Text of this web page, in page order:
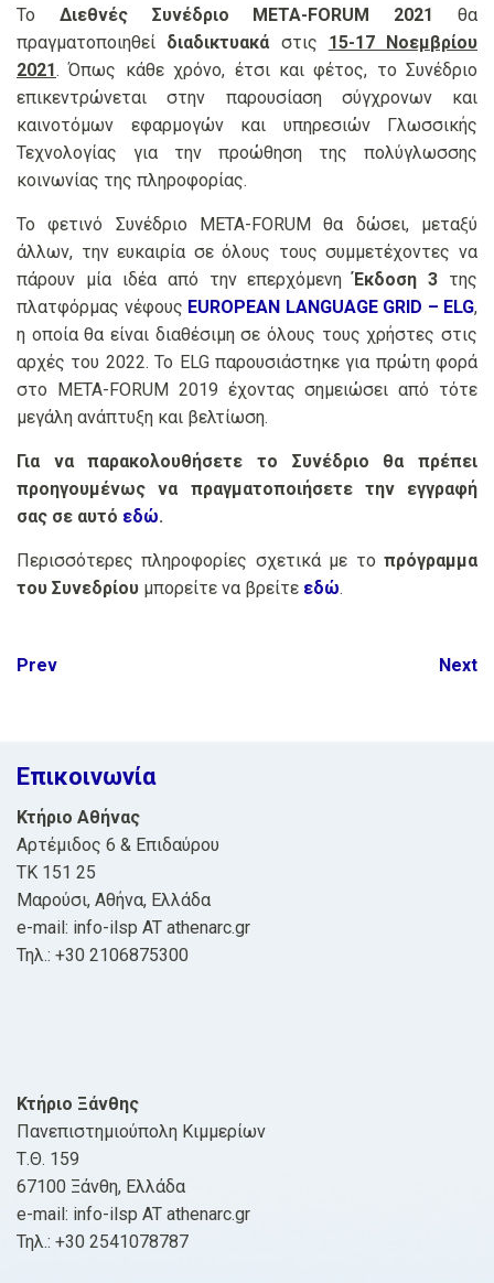
Το Διεθνές Συνέδριο META-FORUM 2021
θα
πραγματοποιηθεί διαδικτυακά στις 15-17 Νοεμβρίου
2021. Όπως κάθε χρόνο, έτσι και φέτος, το Συνέδριο
επικεντρώνεται στην παρουσίαση σύγχρονων και
καινοτόμων εφαρμογών και υπηρεσιών Γλωσσικής
Τεχνολογίας για την προώθηση της πολύγλωσσης
κοινωνίας της πληροφορίας.
Το φετινό Συνέδριο META-FORUM θα δώσει, μεταξύ
άλλων, την ευκαιρία σε όλους τους συμμετέχοντες να
πάρουν μία ιδέα από την επερχόμενηΈκδοση 3 της
πλατφόρμας νέφους EUROPEAN LANGUAGE GRID – ELG,
η οποία θα είναι διαθέσιμη σε όλους τους χρήστες στις
αρχές του 2022. Το ELG παρουσιάστηκε για πρώτη φορά
στο META-FORUM 2019 έχοντας σημειώσει από τότε
μεγάλη ανάπτυξη και βελτίωση.
Για να παρακολουθήσετε το Συνέδριο θα πρέπει
προηγουμένως να πραγματοποιήσετε την εγγραφή
σας σε αυτό εδώ.
Περισσότερες πληροφορίες σχετικά με το πρόγραμμα
του Συνεδρίου μπορείτε να βρείτε εδώ.
Post
Prev Next
Επικοινωνία
Κτήριο Αθήνας
Αρτέμιδος 6 & Επιδαύρου
ΤΚ 151 25
Μαρούσι, Αθήνα, Ελλάδα
e-mail: info-ilsp AT athenarc.gr
Τηλ.: +30 2106875300
Κτήριο Ξάνθης
Πανεπιστημιούπολη Κιμμερίων
Τ.Θ. 159
67100 Ξάνθη, Ελλάδα
e-mail: info-ilsp AT athenarc.gr
Τηλ.: +30 2541078787